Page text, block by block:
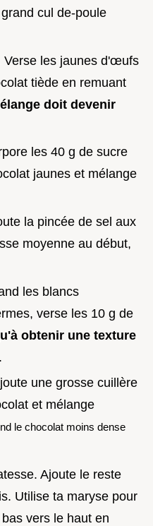
cul de-poule
Verse les jaunes d'œufs
tiède en remuant
doit devenir
les 40 g de sucre
jaunes et mélange
la pincée de sel aux
moyenne au début,
les blancs
verse les 10 g de
obtenir une texture
.
une grosse cuillère
et mélange
le chocolat moins dense
Ajoute le reste
Utilise ta maryse pour
vers le haut en